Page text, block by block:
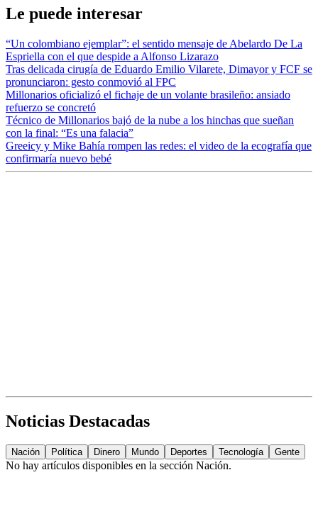
Le puede interesar
“Un colombiano ejemplar”: el sentido mensaje de Abelardo De La
Espriella con el que despide a Alfonso Lizarazo
Tras delicada cirugía de Eduardo Emilio Vilarete, Dimayor y FCF se
pronunciaron: gesto conmovió al FPC
Millonarios oficializó el fichaje de un volante brasileño: ansiado
refuerzo se concretó
Técnico de Millonarios bajó de la nube a los hinchas que sueñan
con la final: “Es una falacia”
Greeicy y Mike Bahía rompen las redes: el video de la ecografía que
confirmaría nuevo bebé
Noticias Destacadas
Nación Política Dinero Mundo Deportes Tecnología Gente
No hay artículos disponibles en la sección Nación.